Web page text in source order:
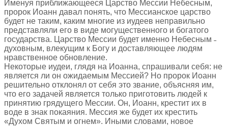
Именуя приближающееся Царство Мессии Небесным,
пророк Иоанн давал понять, что Мессианское царство
будет не таким, каким многие из иудеев неправильно
представляли его в виде могущественного и богатого
государства. Царство Мессии будет именно Небесным ˗
духовным, влекущим к Богу и доставляющее людям
нравственное обновление.
Некоторые иудеи, глядя на Иоанна, спрашивали себя: не
является ли он ожидаемым Мессией? Но пророк Иоанн
решительно отклонял от себя это звание, объясняя им,
что его задачей является только приготовить людей к
принятию грядущего Мессии. Он, Иоанн, крестит их в
воде в знак покаяния. Мессия же будет их крестить
«Духом Святым и огнем». Иными словами, новое